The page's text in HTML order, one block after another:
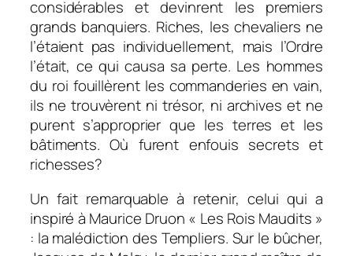
considérables et devinrent les premiers
grands banquiers. Riches, les chevaliers ne
l’étaient pas individuellement, mais l’Ordre
l’était, ce qui causa sa perte. Les hommes
du roi fouillèrent les commanderies en vain,
ils ne trouvèrent ni trésor, ni archives et ne
purent s’approprier que les terres et les
bâtiments. Où furent enfouis secrets et
richesses?
Un fait remarquable à retenir, celui qui a
inspiré à Maurice Druon « Les Rois Maudits »
: la malédiction des Templiers. Sur le bûcher,